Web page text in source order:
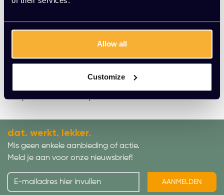
Allow all
Customize
en producten die je kunt personaliseren. Zo kan iedereen
implementeren, en het verbeteren van stijlimpressies. De
Vorm is één van de koplopers in het toepassen van
alle processen van de productie.
dat. werkt. lekker.
Mis geen enkele aanbieding of actie.
Meld je aan voor onze nieuwsbrief!
AANMELDEN